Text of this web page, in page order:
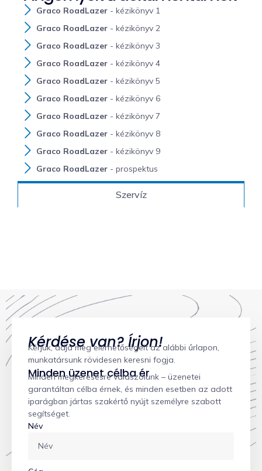
Szervíz
Graco RoadLazer- kézikönyv 1
Graco RoadLazer- kézikönyv 2
Graco RoadLazer- kézikönyv 3
Graco RoadLazer- kézikönyv 4
Graco RoadLazer- kézikönyv 5
Graco RoadLazer- kézikönyv 6
Graco RoadLazer- kézikönyv 7
Graco RoadLazer- kézikönyv 8
Graco RoadLazer- kézikönyv 9
Graco RoadLazer- prospektus
Kérdése van? Írjon!
Kérjük, adja meg elérhetőségeit az alábbi űrlapon,
munkatársunk rövidesen keresni fogja.
Minden üzenet célba ér
Minden megkeresésre válaszolunk – üzenetei
garantáltan célba érnek, és minden esetben az adott
iparágban jártas szakértő nyújt személyre szabott
segítséget.
Név